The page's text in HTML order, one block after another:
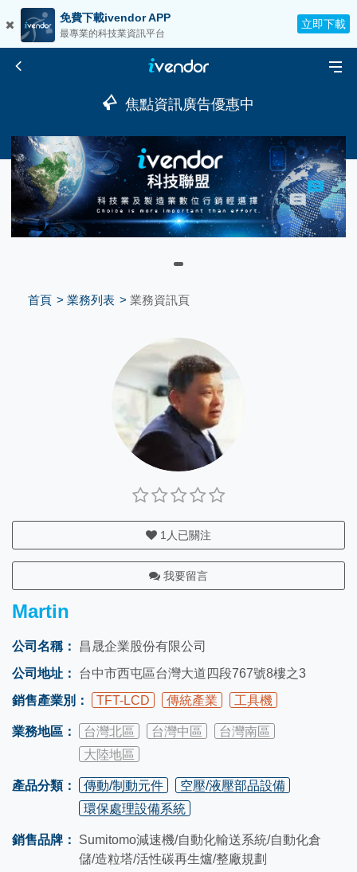
免費下載ivendor APP
最專業的科技業資訊平台
立即下載
焦點資訊廣告優惠中
首頁 業務列表 業務資訊頁
1 人已關注
我要留言
Martin
公司名稱：
昌晟企業股份有限公司
公司地址：
台中市西屯區台灣大道四段767號8樓之3
銷售產業別：
TFT-LCD 傳統產業 工具機
業務地區： 台灣北區 台灣中區
台灣南區
大陸地區
產品分類： 傳動/制動元件
空壓/液壓部品設備
環保處理設備系統
銷售品牌：
Sumitomo減速機/自動化輸送系統/自動化倉
儲/造粒塔/活性碳再生爐/整廠規劃